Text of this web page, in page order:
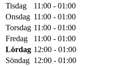
Tisdag
11:00 - 01:00
Onsdag 11:00 - 01:00
Torsdag 11:00 - 01:00
Fredag
11:00 - 01:00
Lördag 12:00 - 01:00
Söndag 12:00 - 01:00